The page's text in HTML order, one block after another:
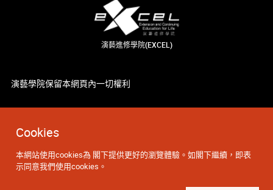
Cookies
本網站使用cookies為 閣下提供更好的瀏覽體驗。如閣下繼續，即表
示同意我們使用cookies。
演藝進修學院(EXCEL)
演藝學院保留本網頁內一切權利